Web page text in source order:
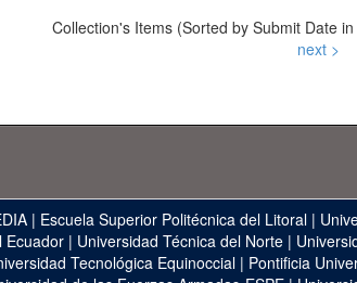
Collection's Items (Sorted by Submit Date
next >
| Escuela Superior Politécnica del Litoral |
Ecuador| Universidad Técnica del Norte|
Tecnológica Equinoccial| Pontificia